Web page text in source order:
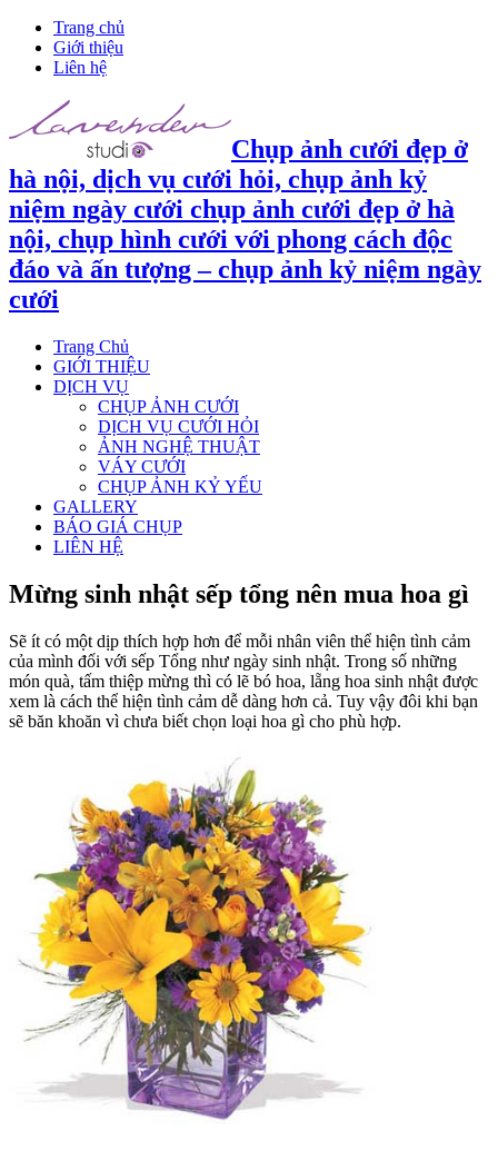
Trang chủ
Giới thiệu
Liên hệ
Chụp ảnh cưới đẹp ở
hà nội, dịch vụ cưới hỏi, chụp ảnh kỷ
niệm ngày cưới chụp ảnh cưới đẹp ở hà
nội, chụp hình cưới với phong cách độc
đáo và ấn tượng – chụp ảnh kỷ niệm ngày
cưới
Trang Chủ
GIỚI THIỆU
DỊCH VỤ
CHỤP ẢNH CƯỚI
DỊCH VỤ CƯỚI HỎI
ẢNH NGHỆ THUẬT
VÁY CƯỚI
CHỤP ẢNH KỶ YẾU
GALLERY
BÁO GIÁ CHỤP
LIÊN HỆ
Mừng sinh nhật sếp tổng nên mua hoa gì
Sẽ ít có một dịp thích hợp hơn để mỗi nhân viên thể hiện tình cảm
của mình đối với sếp Tổng như ngày sinh nhật. Trong số những
món quà, tấm thiệp mừng thì có lẽ bó hoa, lẵng hoa sinh nhật được
xem là cách thể hiện tình cảm dễ dàng hơn cả. Tuy vậy đôi khi bạn
sẽ băn khoăn vì chưa biết chọn loại hoa gì cho phù hợp.